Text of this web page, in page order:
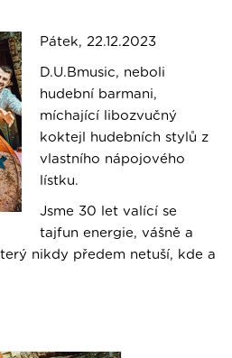
Pátek, 22.12.2023
D.U.Bmusic, neboli
hudební barmani,
míchající libozvučný
koktejl hudebních stylů z
vlastního nápojového
lístku.
Jsme 30 let valící se
tajfun energie, vášně a
nikdy předem netuší, kde a